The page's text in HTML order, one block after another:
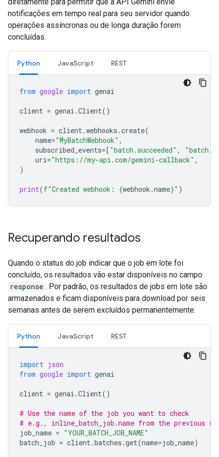
notificações em tempo real para seu servidor quando
operações assíncronas ou de longa duração forem
concluídas.
Python JavaScript REST
from google import genai
client = genai .Client()
webhook = client.webhooks .create(
name="MyBatchWebhook" ,
subscribed_events=[ "batch.succeeded" ,
uri="https://my-api.com/gemini-callback" ,
)
print(f"Created webhook: {webhook .name}" )
Recuperando resultados
Quando o status do job indicar que o job em lote foi
concluído, os resultados vão estar disponíveis no campo
response . Por padrão, os resultados de jobs em lote são
armazenados e ficam disponíveis para download por seis
semanas antes de serem excluídos permanentemente.
Python JavaScript REST
import json
from google import genai
client = genai .Client()
# Use the name of the job you want to check
# e.g., inline_batch_job.name from the previous
job_name = "YOUR_BATCH_JOB_NAME"
batch_job = client.batches .get(name=job_name)